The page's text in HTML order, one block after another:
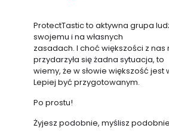
ProtectTastic to aktywna grupa
swojemu i na własnych
zasadach. I choć większości z nas
przydarzyła się żadna sytuacja, to
wiemy, że w słowie większość jest
Lepiej być przygotowanym.
Po prostu!
Żyjesz podobnie, myślisz